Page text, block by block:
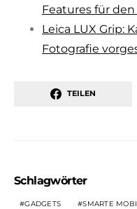
Features für
Leica LUX Grip:
Fotografie
TEILEN
Schlagwörter
GADGETS SMARTE